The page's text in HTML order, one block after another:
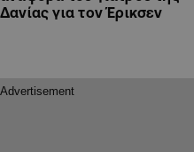
Δανίας για τον Έρικσεν